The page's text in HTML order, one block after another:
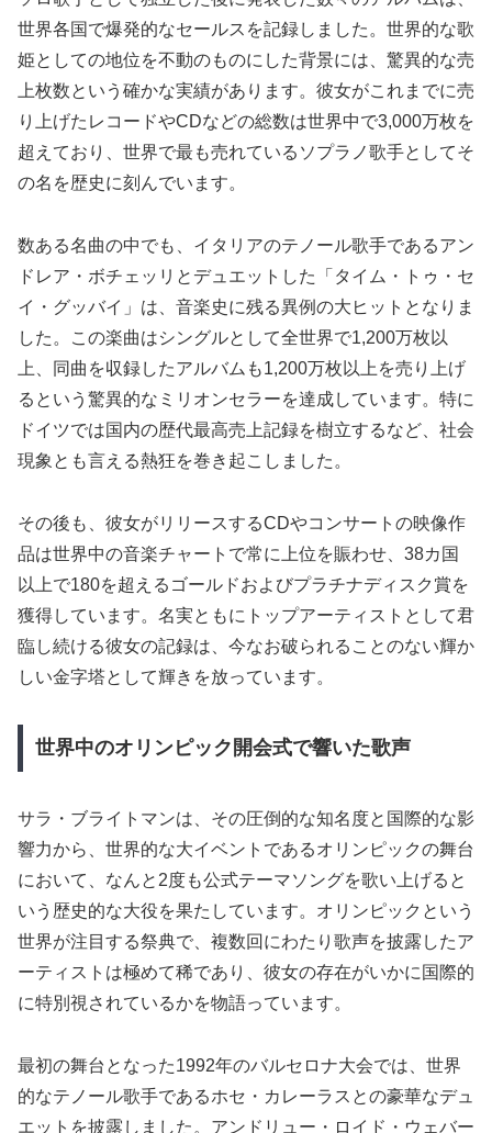
世界各国で爆発的なセールスを記録しました。世界的な歌
姫としての地位を不動のものにした背景には、驚異的な売
上枚数という確かな実績があります。彼女がこれまでに売
り上げたレコードやCDなどの総数は世界中で3,000万枚を
超えており、世界で最も売れているソプラノ歌手としてそ
の名を歴史に刻んでいます。
数ある名曲の中でも、イタリアのテノール歌手であるアン
ドレア・ボチェッリとデュエットした「タイム・トゥ・セ
イ・グッバイ」は、音楽史に残る異例の大ヒットとなりま
した。この楽曲はシングルとして全世界で1,200万枚以
上、同曲を収録したアルバムも1,200万枚以上を売り上げ
るという驚異的なミリオンセラーを達成しています。特に
ドイツでは国内の歴代最高売上記録を樹立するなど、社会
現象とも言える熱狂を巻き起こしました。
その後も、彼女がリリースするCDやコンサートの映像作
品は世界中の音楽チャートで常に上位を賑わせ、38カ国
以上で180を超えるゴールドおよびプラチナディスク賞を
獲得しています。名実ともにトップアーティストとして君
臨し続ける彼女の記録は、今なお破られることのない輝か
しい金字塔として輝きを放っています。
世界中のオリンピック開会式で響いた歌声
サラ・ブライトマンは、その圧倒的な知名度と国際的な影
響力から、世界的な大イベントであるオリンピックの舞台
において、なんと2度も公式テーマソングを歌い上げると
いう歴史的な大役を果たしています。オリンピックという
世界が注目する祭典で、複数回にわたり歌声を披露したア
ーティストは極めて稀であり、彼女の存在がいかに国際的
に特別視されているかを物語っています。
最初の舞台となった1992年のバルセロナ大会では、世界
的なテノール歌手であるホセ・カレーラスとの豪華なデュ
エットを披露しました。アンドリュー・ロイド・ウェバー